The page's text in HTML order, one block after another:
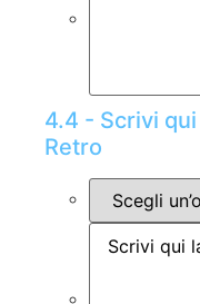
4.4 - Scrivi
Retro